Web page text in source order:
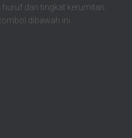
dan tingkat kerumitan.
dibawah ini.